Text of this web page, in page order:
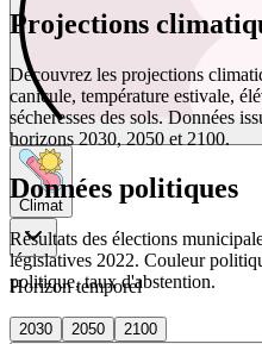
Climat
Horizon temporel
2030 2050
2100
Projections
Découvrez les projections
canicule, température estivale,
sécheresses des sols. Données
horizons 2030, 2050 et 2100.
Données politiques
Résultats des élections
législatives 2022. Couleur
politique, taux d'abstention.